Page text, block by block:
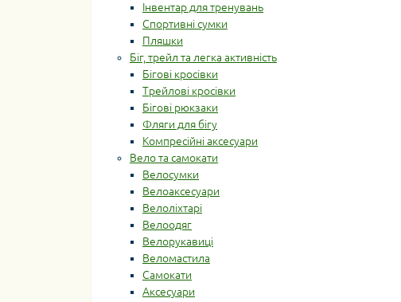
Інвентар для тренувань
Спортивні сумки
Пляшки
Біг, трейл та легка активність
Бігові кросівки
Трейлові кросівки
Бігові рюкзаки
Фляги для бігу
Компресійні аксесуари
Вело та самокати
Велосумки
Велоаксесуари
Велоліхтарі
Велоодяг
Велорукавиці
Веломастила
Самокати
Аксесуари